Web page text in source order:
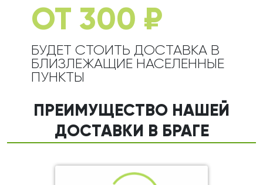
ОТ 300 ₽
БУДЕТ СТОИТЬ ДОСТАВКА В
БЛИЗЛЕЖАЩИЕ НАСЕЛЕННЫЕ
ПУНКТЫ
ПРЕИМУЩЕСТВО НАШЕЙ
ДОСТАВКИ В БРАГЕ